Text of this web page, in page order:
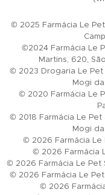
© 2025 Farmácia Le
©2024 Farmácia Le
Martins, 620,
© 2023 Drogaria Le Pet
Mogi
© 2020 Farmácia Le
© 2018 Farmácia Le
Mogi
© 2026 Farmácia Le
© 2026 Farmácia
© 2026 Farmácia Le Pet
© 2026 Farmácia Le
© 2026